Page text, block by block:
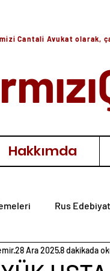
Cantali Avukat olarak,
Hakkımda
Rus
& Hatıra Diğer
28 Ara 20258 dakikada